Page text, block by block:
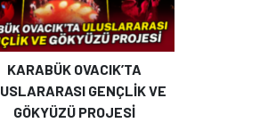
KARABÜK OVACIK’TA
GENÇLİK VE
GÖKYÜZÜ PROJESİ